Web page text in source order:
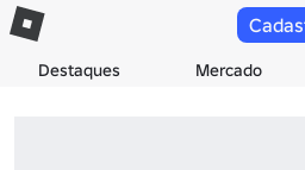
Destaques Mercado